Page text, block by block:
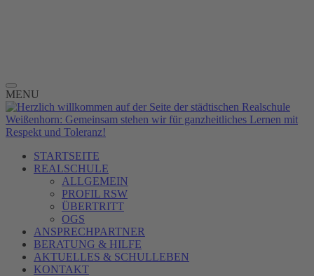
MENU
STARTSEITE
REALSCHULE
ALLGEMEIN
PROFIL RSW
ÜBERTRITT
OGS
ANSPRECHPARTNER
BERATUNG & HILFE
AKTUELLES & SCHULLEBEN
KONTAKT